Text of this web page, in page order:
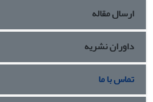
ارسال مقاله
داوران نشریه
تماس با ما